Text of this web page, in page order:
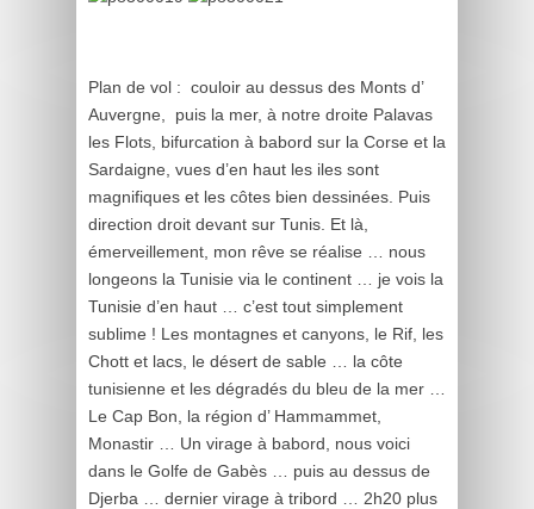
Plan de vol : couloir au dessus des Monts d’
Auvergne, puis la mer, à notre droite Palavas
les Flots, bifurcation à babord sur la Corse et la
Sardaigne, vues d’en haut les iles sont
magnifiques et les côtes bien dessinées. Puis
direction droit devant sur Tunis. Et là,
émerveillement, mon rêve se réalise … nous
longeons la Tunisie via le continent … je vois la
Tunisie d’en haut … c’est tout simplement
sublime ! Les montagnes et canyons, le Rif, les
Chott et lacs, le désert de sable … la côte
tunisienne et les dégradés du bleu de la mer …
Le Cap Bon, la région d’ Hammammet,
Monastir … Un virage à babord, nous voici
dans le Golfe de Gabès … puis au dessus de
Djerba … dernier virage à tribord … 2h20 plus